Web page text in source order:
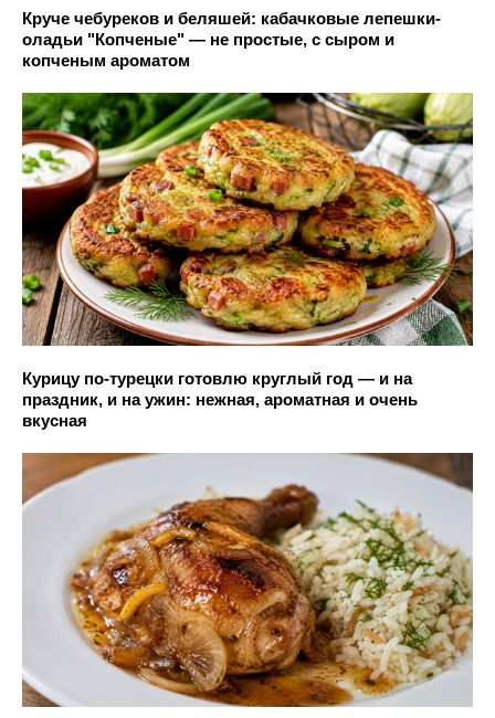
Круче чебуреков и беляшей: кабачковые лепешки-
оладьи "Копченые" — не простые, с сыром и
копченым ароматом
Курицу по-турецки готовлю круглый год — и на
праздник, и на ужин: нежная, ароматная и очень
вкусная